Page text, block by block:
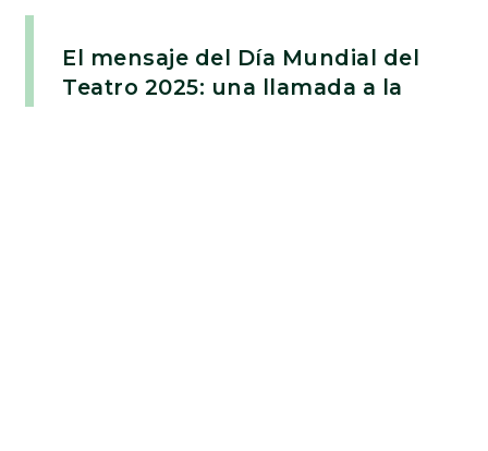
El mensaje del Día Mundial del
Teatro 2025: una llamada a la